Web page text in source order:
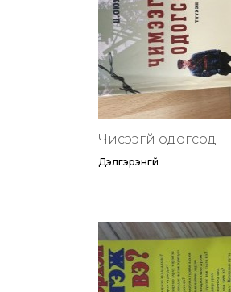
Чисээгүй одогсод
Дэлгэрэнгүй